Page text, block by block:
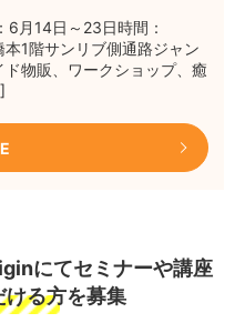
6月14日～23日時間：
1階サンリブ側通路ジャン
物販、ワークショップ、癒
にてセミナーや講座
ける方を募集